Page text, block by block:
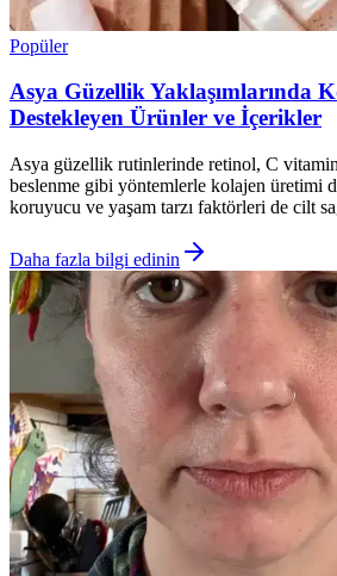
Popüler
Asya Güzellik Yaklaşımlarında
Destekleyen Ürünler ve İçerikler
Asya güzellik rutinlerinde retinol, C
beslenme gibi yöntemlerle kolajen üretimi
koruyucu ve yaşam tarzı faktörleri de cilt
Daha fazla bilgi edinin